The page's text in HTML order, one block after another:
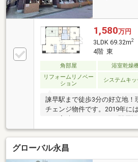
1,580万円
3LDK 69.32m2
4階 東
角部屋 浴室乾燥
リフォームリノベー
ション
システムキッ
諫早駅まで徒歩3分の好立地！
チェンジ物件です。2019年に
ーム実績もございます。駅周
心感を兼ね備えた分譲マンシ
は自己使用も可能です。詳細
ください。●近隣駐車場有（現
スーパーやコンビニが300メ
グローバル永昌